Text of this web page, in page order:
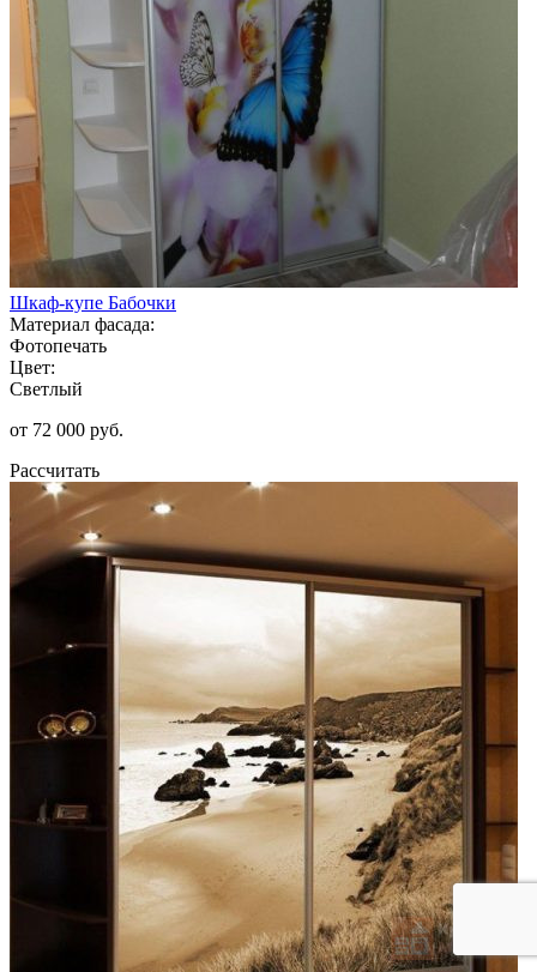
Шкаф-купе Бабочки
Материал фасада:
Фотопечать
Цвет:
Светлый
от 72 000 руб.
Рассчитать